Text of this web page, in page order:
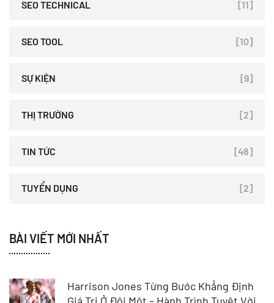
SEO TECHNICAL [11]
SEO TOOL [10]
SỰ KIỆN [9]
THỊ TRƯỜNG [2]
TIN TỨC [48]
TUYỂN DỤNG [2]
BÀI VIẾT MỚI NHẤT
Harrison Jones Từng Bước Khẳng Định